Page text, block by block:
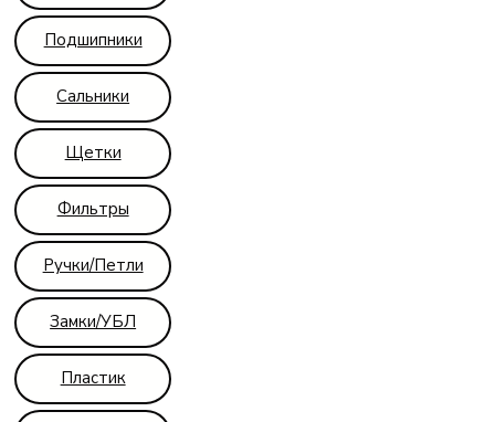
Подшипники
Сальники
Щетки
Фильтры
Ручки/Петли
Замки/УБЛ
Пластик